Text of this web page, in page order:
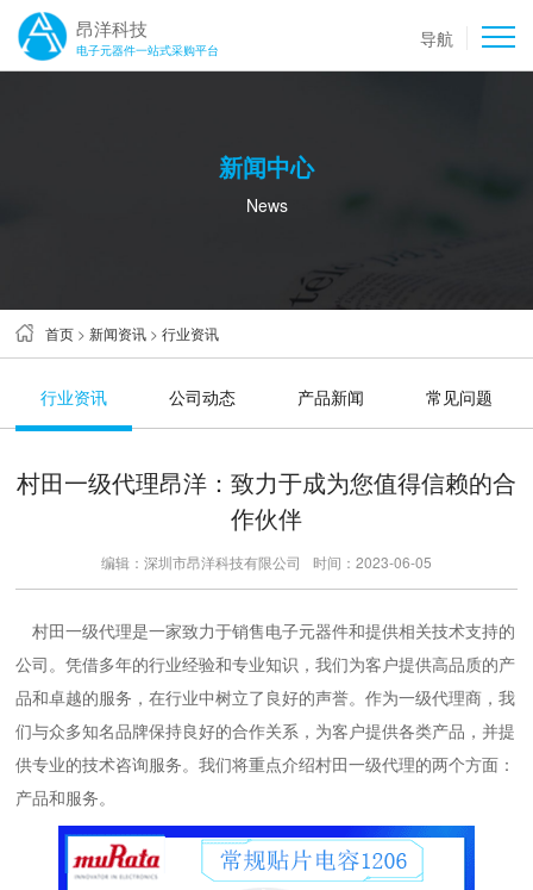
昂洋科技
电子元器件一站式采购平台 导航
新闻中心
News
首页 >新闻资讯 >行业资讯
行业资讯 公司动态 产品新闻 常见问题
村田一级代理昂洋：致力于成为您值得信赖的合
作伙伴
编辑：深圳市昂洋科技有限公司 时间：2023-06-05
村田一级代理是一家致力于销售电子元器件和提供相关技术支持的
公司。凭借多年的行业经验和专业知识，我们为客户提供高品质的产
品和卓越的服务，在行业中树立了良好的声誉。作为一级代理商，我
们与众多知名品牌保持良好的合作关系，为客户提供各类产品，并提
供专业的技术咨询服务。我们将重点介绍村田一级代理的两个方面：
产品和服务。